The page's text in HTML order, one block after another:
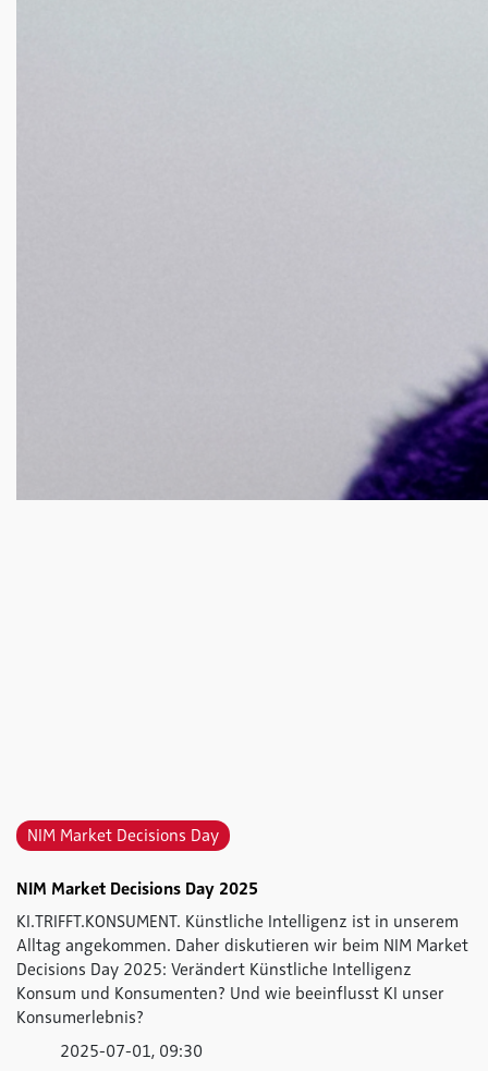
NIM Market Decisions Day
NIM Market Decisions Day 2025
KI.TRIFFT.KONSUMENT. Künstliche Intelligenz ist in unserem
Alltag angekommen. Daher diskutieren wir beim NIM Market
Decisions Day 2025: Verändert Künstliche Intelligenz
Konsum und Konsumenten? Und wie beeinflusst KI unser
Konsumerlebnis?
2025-07-01, 09:30